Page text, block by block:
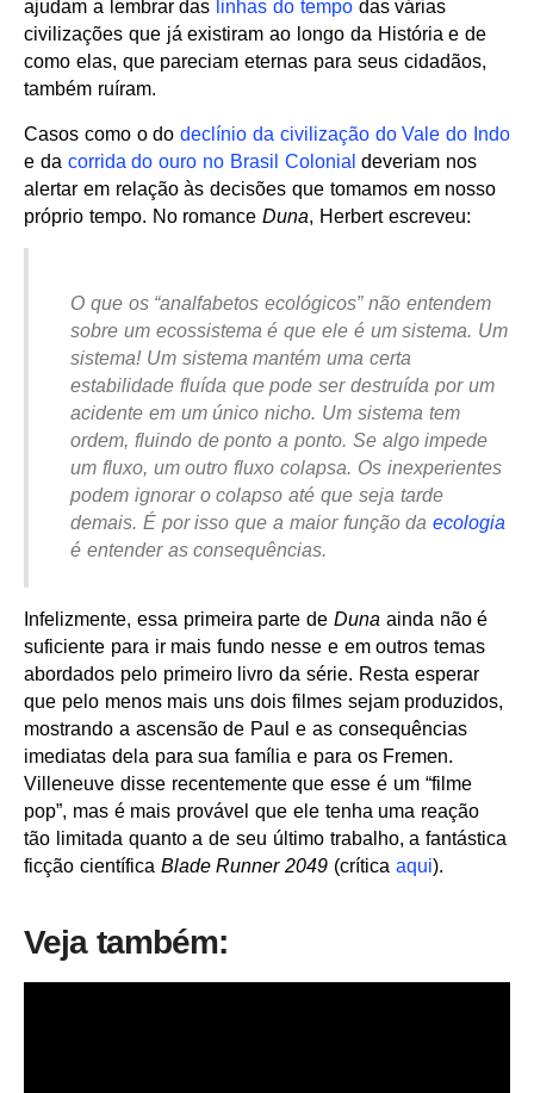
ajudam a lembrar das linhas do tempodas várias
civilizações que já existiram ao longo da História e de
como elas, que pareciam eternas para seus cidadãos,
também ruíram.
Casos como o dodeclínio da civilização do Vale do Indo
e da corrida do ouro no Brasil Colonial deveriam nos
alertar em relação às decisões que tomamos em nosso
próprio tempo. No romanceDuna, Herbert escreveu:
O que os “analfabetos ecológicos” não entendem
sobre um ecossistema é que ele é um sistema. Um
sistema! Um sistema mantém uma certa
estabilidade fluída que pode ser destruída por um
acidente em um único nicho. Um sistema tem
ordem, fluindo de ponto a ponto. Se algo impede
um fluxo, um outro fluxo colapsa. Os inexperientes
podem ignorar o colapso até que seja tarde
demais. É por isso que a maior função daecologia
é entender as consequências.
Infelizmente, essa primeira parte de Duna ainda não é
suficiente para ir mais fundo nesse e em outros temas
abordados pelo primeiro livro da série. Resta esperar
que pelo menos mais uns dois filmes sejam produzidos,
mostrando a ascensão de Paul e as consequências
imediatas dela para sua família e para os Fremen.
Villeneuve disse recentemente que esse é um “filme
pop”, mas é mais provável que ele tenha uma reação
tão limitada quanto a de seu último trabalho, a fantástica
ficção científica Blade Runner 2049 (crítica aqui).
Veja também: